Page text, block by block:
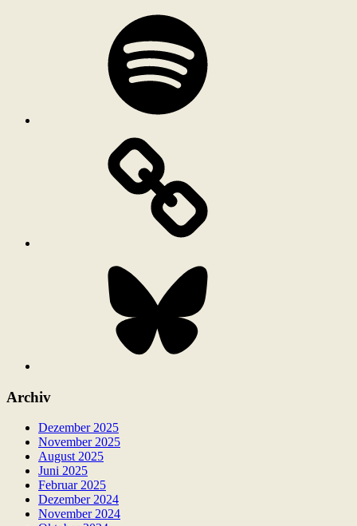
Archiv
Dezember 2025
November 2025
August 2025
Juni 2025
Februar 2025
Dezember 2024
November 2024